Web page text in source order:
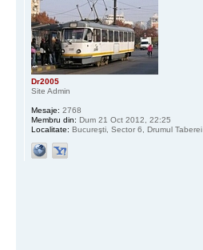
Dr2005
Site Admin
Mesaje: 2768
Membru din: Dum 21 Oct 2012, 22:25
Localitate: Bucureşti, Sector 6, Drumul Taberei